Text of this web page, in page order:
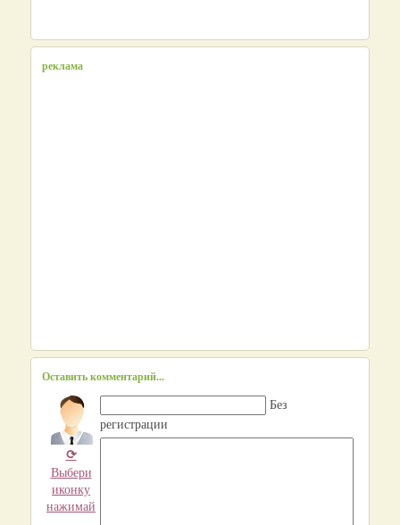
реклама
Оставить комментарий...
⟳
Выбери
иконку
нажимай
Без
регистрации